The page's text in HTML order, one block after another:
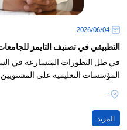
04‏/06‏/2026
التطبيقي في تصنيف التايمز
في ظل التطورات المتسارعة في
المؤسسات التعليمية على
-
المزيد